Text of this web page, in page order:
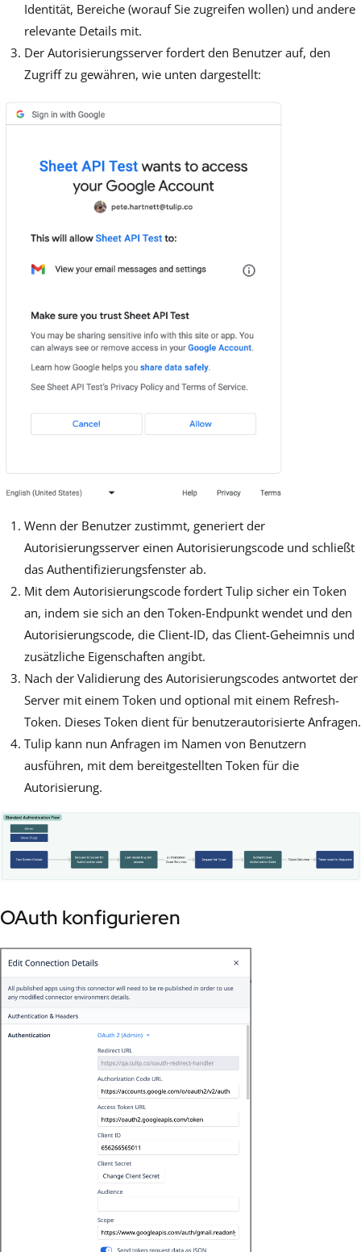
Identität, Bereiche (worauf Sie zugreifen wollen) und andere
relevante Details mit.
Der Autorisierungsserver fordert den Benutzer auf, den
Zugriff zu gewähren, wie unten dargestellt:
Wenn der Benutzer zustimmt, generiert der
Autorisierungsserver einen Autorisierungscode und schließt
das Authentifizierungsfenster ab.
Mit dem Autorisierungscode fordert Tulip sicher ein Token
an, indem sie sich an den Token-Endpunkt wendet und den
Autorisierungscode, die Client-ID, das Client-Geheimnis und
zusätzliche Eigenschaften angibt.
Nach der Validierung des Autorisierungscodes antwortet der
Server mit einem Token und optional mit einem Refresh-
Token. Dieses Token dient für benutzerautorisierte Anfragen.
Tulip kann nun Anfragen im Namen von Benutzern
ausführen, mit dem bereitgestellten Token für die
Autorisierung.
OAuth konfigurieren